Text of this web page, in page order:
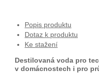
Popis produktu
Dotaz k produktu
Ke stažení
Destilovaná voda pro
v domácnostech i pro